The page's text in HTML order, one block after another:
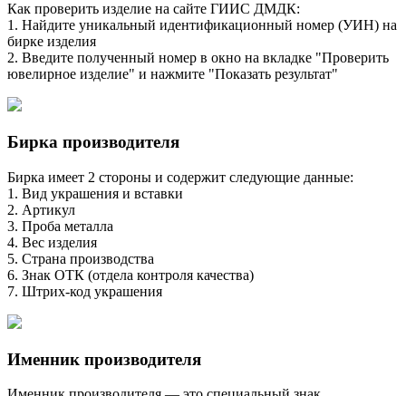
Как проверить изделие на сайте ГИИС ДМДК:
1. Найдите уникальный идентификационный номер (УИН) на
бирке изделия
2. Введите полученный номер в окно на вкладке "Проверить
ювелирное изделие" и нажмите "Показать результат"
Бирка производителя
Бирка имеет 2 стороны и содержит следующие данные:
1. Вид украшения и вставки
2. Артикул
3. Проба металла
4. Вес изделия
5. Страна производства
6. Знак ОТК (отдела контроля качества)
7. Штрих-код украшения
Именник производителя